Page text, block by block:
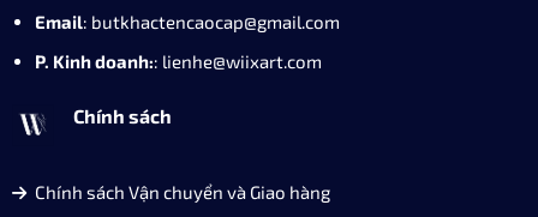
Email: butkhactencaocap@gmail.com
P. Kinh doanh:: lienhe@wiixart.com
Chính sách
Chính sách Vận chuyển và Giao hàng